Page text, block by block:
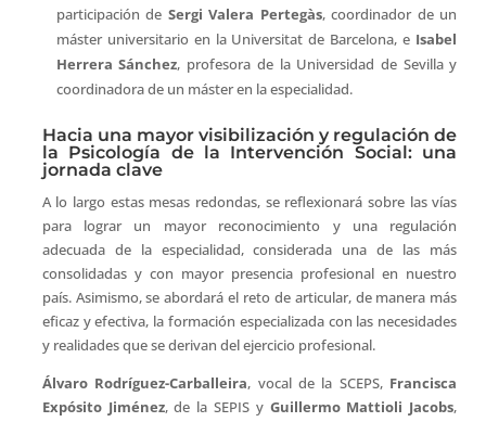
participación de Sergi Valera Pertegàs, coordinador de un
máster universitario en la Universitat de Barcelona, e Isabel
Herrera Sánchez, profesora de la Universidad de Sevilla y
coordinadora de un máster en la especialidad.
Hacia una mayor visibilización y regulación de
la Psicología de la Intervención Social: una
jornada clave
A lo largo estas mesas redondas, se reflexionará sobre las vías
para lograr un mayor reconocimiento y una regulación
adecuada de la especialidad, considerada una de las más
consolidadas y con mayor presencia profesional en nuestro
país. Asimismo, se abordará el reto de articular, de manera más
eficaz y efectiva, la formación especializada con las necesidades
y realidades que se derivan del ejercicio profesional.
Álvaro Rodríguez-Carballeira, vocal de la SCEPS, Francisca
Expósito Jiménez, de la SEPIS y Guillermo Mattioli Jacobs,